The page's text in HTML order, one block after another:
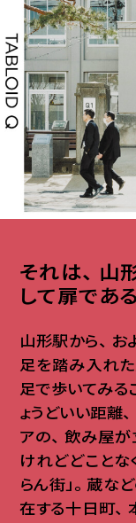
それは、 山
して扉である
山形駅から、 お
足を踏み入れ
足で歩いてみる
ょうどいい距離、
アの、 飲み屋が
けれどどことな
らん街」 。 蔵な
在する十日町、